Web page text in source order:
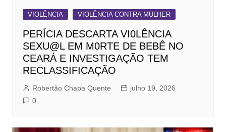
VIOLÊNCIA VIOLÊNCIA CONTRA MULHER
PERÍCIA DESCARTA VI0LÊNCIA
SEXU@L EM M0RTE DE BEBÊ NO
CEARÁ E INVESTIGAÇÃO TEM
RECLASSIFICAÇÃO
Robertão Chapa Quente
julho 19, 2026
0